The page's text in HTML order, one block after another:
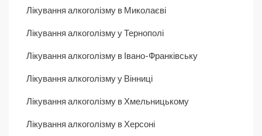
Лікування алкоголізму в Миколаєві
Лікування алкоголізму у Тернополі
Лікування алкоголізму в Івано-Франківську
Лікування алкоголізму у Вінниці
Лікування алкоголізму в Хмельницькому
Лікування алкоголізму в Херсоні